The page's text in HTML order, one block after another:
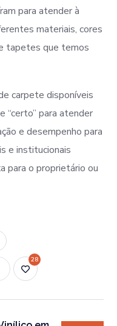
para atender à
materiais, cores
tapetes que temos
carpete disponíveis
“certo” para atender
e desempenho para
e institucionais
para o proprietário ou
28